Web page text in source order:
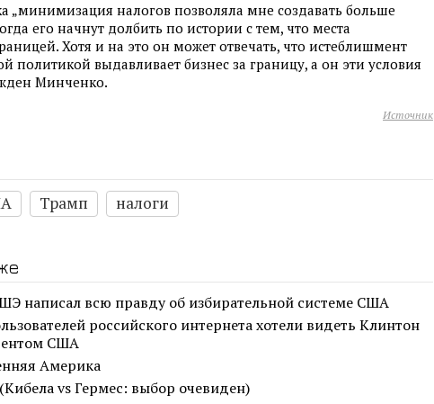
„минимизация налогов позволяла мне создавать больше
его начнут долбить по истории с тем, что места
Хотя и на это он может отвечать, что истеблишмент
политикой выдавливает бизнес за границу, а он эти условия
Минченко.
Источник
Трамп налоги
написал всю правду об избирательной системе США
российского интернета хотели видеть Клинтон
США
Америка
vs Гермес: выбор очевиден)